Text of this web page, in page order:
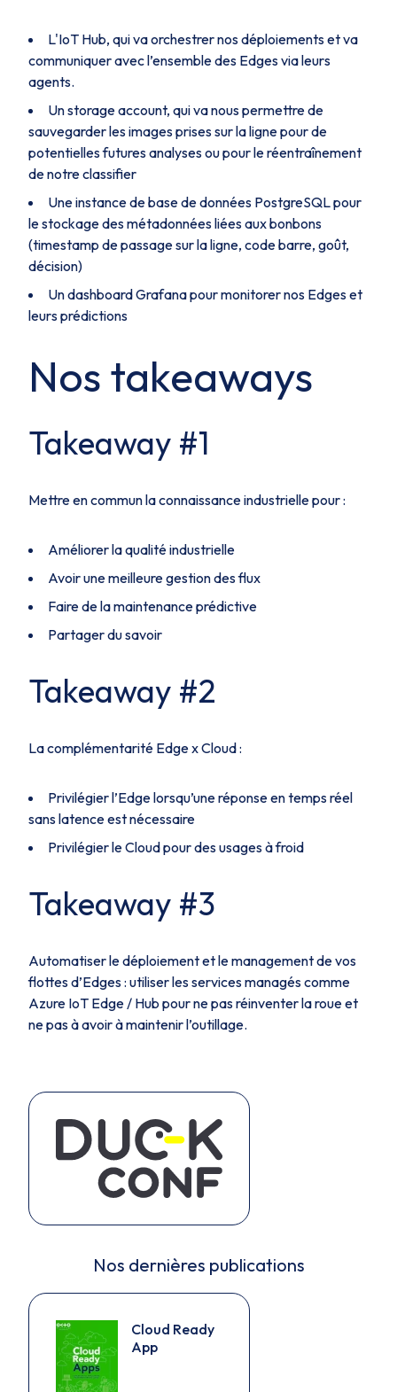
L'IoT Hub, qui va orchestrer nos déploiements et va
communiquer avec l’ensemble des Edges via leurs
agents.
Un storage account, qui va nous permettre de
sauvegarder les images prises sur la ligne pour de
potentielles futures analyses ou pour le réentraînement
de notre classifier
Une instance de base de données PostgreSQL pour
le stockage des métadonnées liées aux bonbons
(timestamp de passage sur la ligne, code barre, goût,
décision)
Un dashboard Grafana pour monitorer nos Edges et
leurs prédictions
Nos takeaways
Takeaway #1
Mettre en commun la connaissance industrielle pour :
Améliorer la qualité industrielle
Avoir une meilleure gestion des flux
Faire de la maintenance prédictive
Partager du savoir
Takeaway #2
La complémentarité Edge x Cloud :
Privilégier l’Edge lorsqu’une réponse en temps réel
sans latence est nécessaire
Privilégier le Cloud pour des usages à froid
Takeaway #3
Automatiser le déploiement et le management de vos
flottes d’Edges : utiliser les services managés comme
Azure IoT Edge / Hub pour ne pas réinventer la roue et
ne pas à avoir à maintenir l’outillage.
Nos dernières publications
Cloud Ready
App